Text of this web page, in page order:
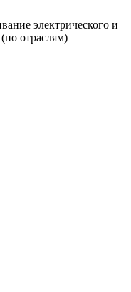
электрического и
отраслям)